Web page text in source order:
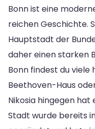
Bonn ist eine
reichen Geschichte.
Hauptstadt der
daher einen starken
Bonn findest du viele
Beethoven-Haus
Nikosia hingegen
Stadt wurde bereits